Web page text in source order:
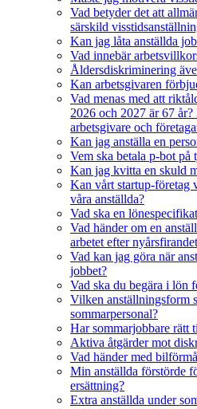
Vad betyder det att
särskild
Kan jag låta anställda
Vad innebär
Åldersdiskriminering
Kan arbetsgivaren
Vad menas med att
2026 och 2027 är 67
arbetsgivare och
Kan jag anställa en
Vem ska betala p-bot på
Kan jag kvitta en skuld
Kan vårt startup-företag
våra anställda?
Vad ska en
Vad händer om en
arbetet efter
Vad kan jag göra när
jobbet?
Vad ska du begära i lön
Vilken anställningsform
sommarpersonal?
Har sommarjobbare rätt
Aktiva åtgärder mot
Vad händer med
Min anställda förstörde
ersättning?
Extra anställda under